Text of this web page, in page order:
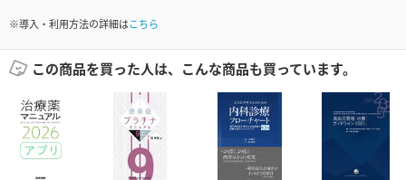
※導入・利用方法の詳細はこちら
この商品を買った人は、こんな商品も買っています。